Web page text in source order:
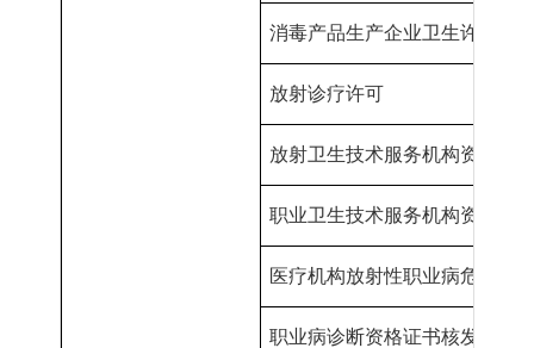
消毒产品生产企业卫生许可
放射诊疗许可
放射卫生技术服务机构资质
职业卫生技术服务机构资质
医疗机构放射性职业病危害建
职业病诊断资格证书核发